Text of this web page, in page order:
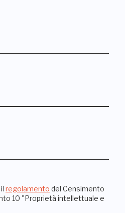
regolamento del Censimento
10 "Proprietà intellettuale e